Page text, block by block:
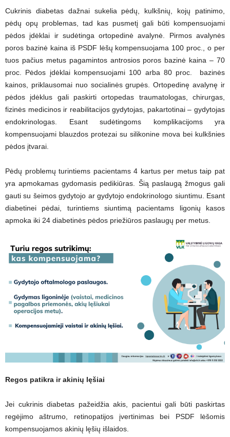
Cukrinis diabetas dažnai sukelia pėdų, kulkšnių, kojų patinimo,
pėdų opų problemas, tad kas pusmetį gali būti kompensuojami
pėdos įdėklai ir sudėtinga ortopedinė avalynė. Pirmos avalynės
poros bazinė kaina iš PSDF lėšų kompensuojama 100 proc., o per
tuos pačius metus pagamintos antrosios poros bazinė kaina – 70
proc. Pėdos įdėklai kompensuojami 100 arba 80 proc. bazinės
kainos, priklausomai nuo socialinės grupės. Ortopedinę avalynę ir
pėdos įdėklus gali paskirti ortopedas traumatologas, chirurgas,
fizinės medicinos ir reabilitacijos gydytojas, pakartotinai – gydytojas
endokrinologas. Esant sudėtingoms komplikacijoms yra
kompensuojami blauzdos protezai su silikonine mova bei kulkšnies
pėdos įtvarai.
Pėdų problemų turintiems pacientams 4 kartus per metus taip pat
yra apmokamas gydomasis pedikiūras. Šią paslaugą žmogus gali
gauti su šeimos gydytojo ar gydytojo endokrinologo siuntimu. Esant
diabetinei pėdai, turintiems siuntimą pacientams ligonių kasos
apmoka iki 24 diabetinės pėdos priežiūros paslaugų per metus.
Regos patikra ir akinių lęšiai
Jei cukrinis diabetas pažeidžia akis, pacientui gali būti paskirtas
regėjimo aštrumo, retinopatijos įvertinimas bei PSDF lėšomis
kompensuojamos akinių lęšių išlaidos.